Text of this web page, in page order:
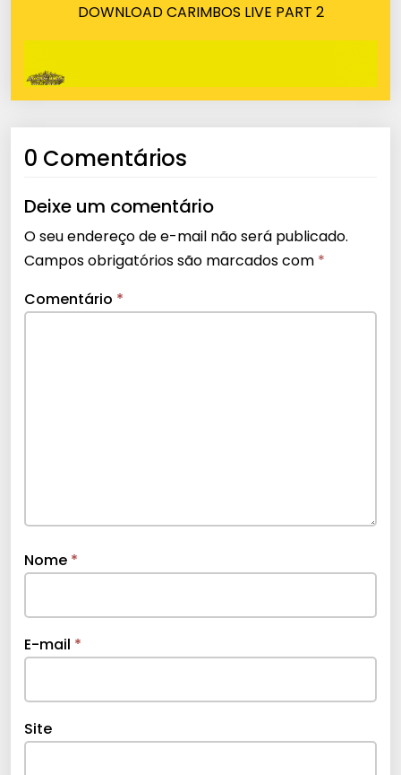
DOWNLOAD CARIMBOS LIVE PART 2
0 Comentários
Deixe um comentário
O seu endereço de e-mail não será publicado.
Campos obrigatórios são marcados com *
Comentário *
Nome *
E-mail *
Site